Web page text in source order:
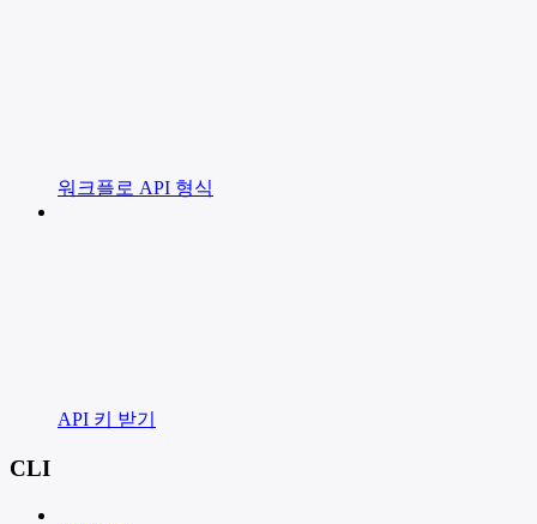
워크플로 API 형식
API 키 받기
CLI